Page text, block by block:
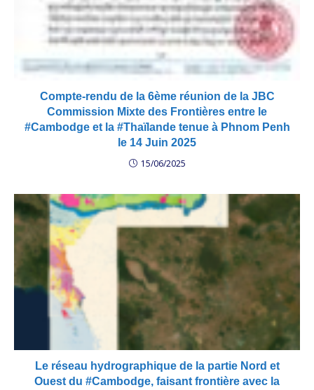
Compte-rendu de la 6ème réunion de la JBC
Commission Mixte des Frontières entre le
#Cambodge et la #Thaïlande tenue à Phnom Penh
le 14 Juin 2025
15/06/2025
Le réseau hydrographique de la partie Nord et
Ouest du #Cambodge, faisant frontière avec la